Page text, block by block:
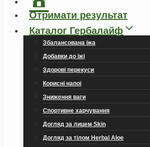
Отримати результат
Каталог Гербалайф
Збалансована їжа
Добавки до їжі
Здорові перекуси
Корисні напої
Зниження ваги
Спортивне харчування
Догляд за лицем Skin
Догляд за тілом Herbal Aloe